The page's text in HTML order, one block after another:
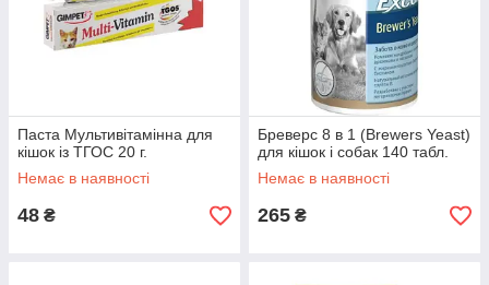
Паста Мультивітамінна для
кішок із ТГОС 20 г.
Немає в наявності
48 ₴
Бреверс 8 в 1 (Brewers Yeast)
для кішок і собак 140 табл.
Немає в наявності
265 ₴